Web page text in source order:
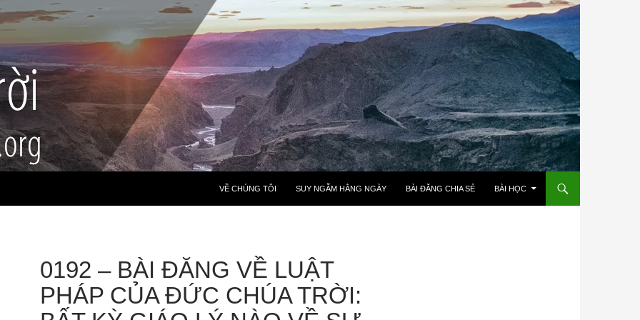
VỀ CHÚNG TÔI SUY NGẪM HẰNG NGÀY BÀI ĐĂNG CHIA SẺ BÀI HỌC
0192 – BÀI ĐĂNG VỀ LUẬT
PHÁP CỦA ĐỨC CHÚA TRỜI: